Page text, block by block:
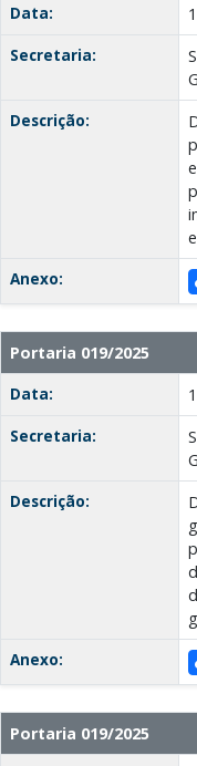
Data:
Secretaria:
Descrição:
Anexo:
Portaria 019/2025
Data:
Secretaria:
Descrição:
Anexo:
Portaria 019/2025